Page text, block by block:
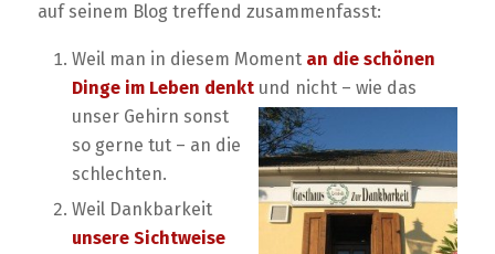
auf seinem Blog treffend zusammenfasst:
Weil man in diesem Moment an die schönen
Dinge im Leben denktund nicht – wie das
unser Gehirn sonst
so gerne tut – an die
schlechten.
Weil Dankbarkeit
unsere Sichtweise